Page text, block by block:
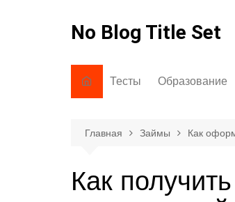
No Blog Title Set
Тесты
На грамотность
Психологические тесты
Образование
Как писать
Главная Займы Как
Как